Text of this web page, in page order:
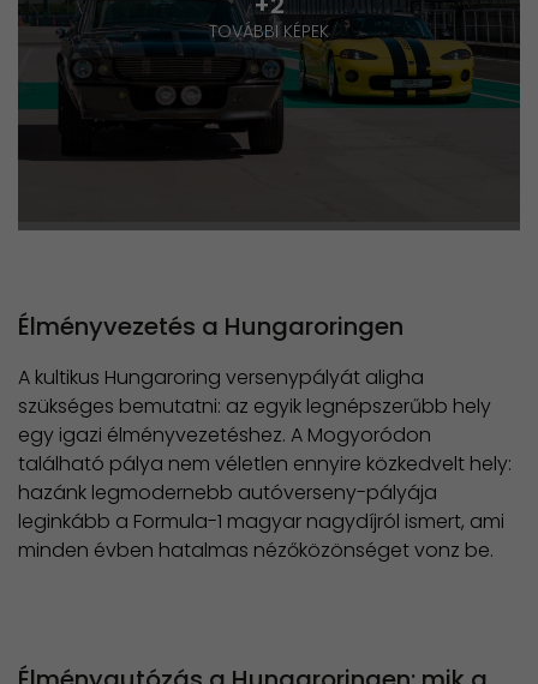
TOVÁBBI KÉPEK
Élményvezetés a Hungaroringen
A kultikus Hungaroring versenypályát aligha
szükséges bemutatni: az egyik legnépszerűbb hely
egy igazi élményvezetéshez. A Mogyoródon
található pálya nem véletlen ennyire közkedvelt hely:
hazánk legmodernebb autóverseny-pályája
leginkább a Formula-1 magyar nagydíjról ismert, ami
minden évben hatalmas nézőközönséget vonz be.